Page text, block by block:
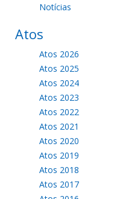
Notícias
Atos
Atos 2026
Atos 2025
Atos 2024
Atos 2023
Atos 2022
Atos 2021
Atos 2020
Atos 2019
Atos 2018
Atos 2017